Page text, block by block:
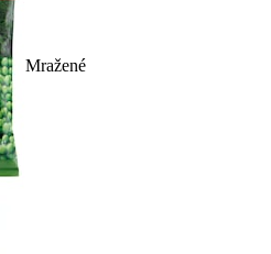
Mražené